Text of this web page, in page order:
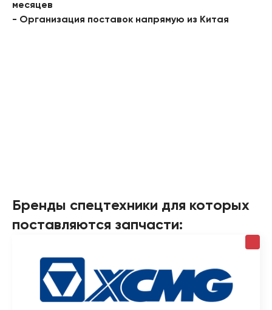
месяцев
- Организация поставок напрямую из Китая
Бренды спецтехники для которых
поставляются запчасти: